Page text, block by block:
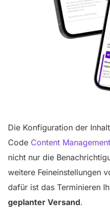
Die Konfiguration der
Code Content
nicht nur die
weitere Feineinstellungen
dafür ist das Terminieren
geplanter Versand.